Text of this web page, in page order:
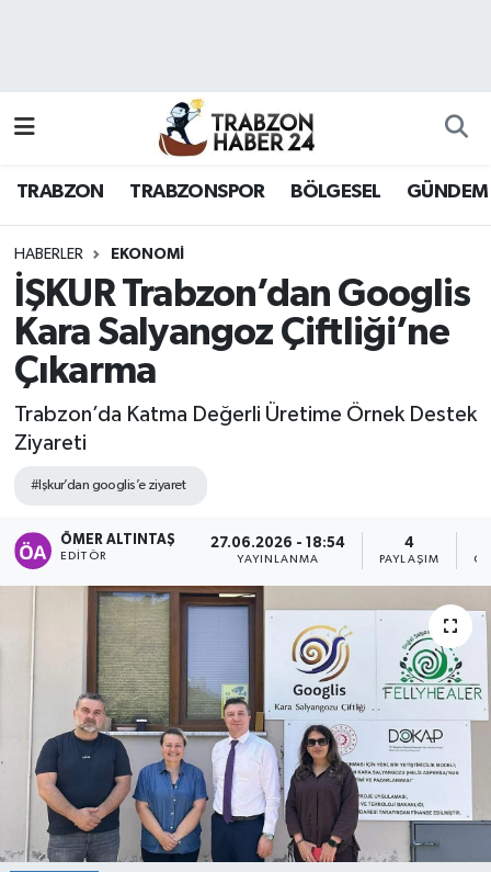
TRABZON TRABZONSPOR BÖLGESEL GÜNDEM
HABERLER EKONOMI
İŞKUR Trabzon’dan Googlis
Kara Salyangoz Çiftliği’ne
Çıkarma
Trabzon’da Katma Değerli Üretime Örnek Destek
Ziyareti
#Işkur’dan googlis’e ziyaret
ÖMER ALTINTAŞ
EDITÖR
27.06.2026 - 18:54
YAYINLANMA
4
PAYLAŞIM
Hava Durumu
Namaz Vakitleri
Trafik Durumu
Süper Lig Puan Durumu ve Fikstür
Tüm Manşetler
Son Dakika Haberleri